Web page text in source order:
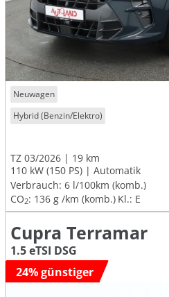
Neuwagen
Hybrid (Benzin/Elektro)
TZ 03/2026
19 km
110 kW (150 PS)
Automatik
Verbrauch: 6 l/100km (komb.)
CO2: 136 g /km (komb.) Kl.: E
Cupra Terramar
1.5 eTSI DSG
24% günstiger